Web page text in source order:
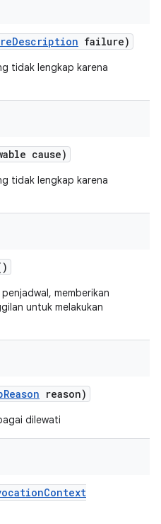
Description failure)
tidak lengkap karena
cause)
tidak lengkap karena
memberikan
untuk melakukan
Reason reason)
dilewati
Context